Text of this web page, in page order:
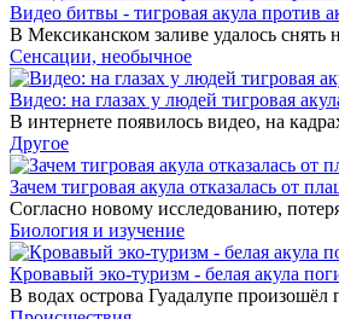
Видео битвы - тигровая акула против
В Мексиканском заливе удалось
Сенсации, необычное
Видео: на глазах у людей тигровая
В интернете появилось видео, на
Другое
Зачем тигровая акула отказалась от
Согласно новому исследованию,
Биология и изучение
Кровавый эко-туризм - белая акула
В водах острова Гуадалупе